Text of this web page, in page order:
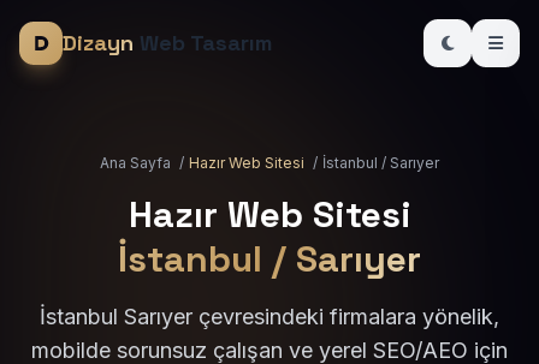
Dizayn Web Tasarım
Ana Sayfa / Hazır Web Sitesi / İstanbul / Sarıyer
Hazır Web Sitesi
İstanbul / Sarıyer
İstanbul Sarıyer çevresindeki firmalara yönelik,
mobilde sorunsuz çalışan ve yerel SEO/AEO için